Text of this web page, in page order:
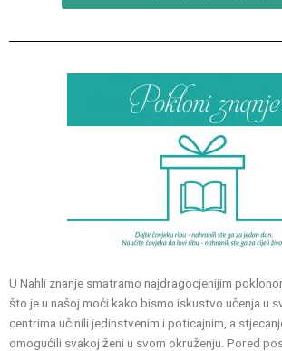
U Nahli znanje smatramo najdragocjenijim
što je u našoj moći kako bismo iskustvo učenja u
centrima učinili jedinstvenim i poticajnim, a
omogućili svakoj ženi u svom okruženju. Pored